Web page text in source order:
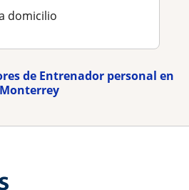
domicilio
de Entrenador personal en
Monterrey